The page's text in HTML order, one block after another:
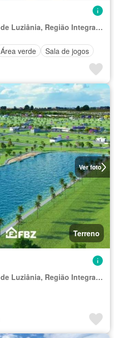
Região Geográfica Imediata de Luziânia, Região Integrada de Desenvolvimento do Distrito Federal e Entorno
Área verde Sala de jogos
Ver foto
Terreno
Região Geográfica Imediata de Luziânia, Região Integrada de Desenvolvimento do Distrito Federal e Entorno